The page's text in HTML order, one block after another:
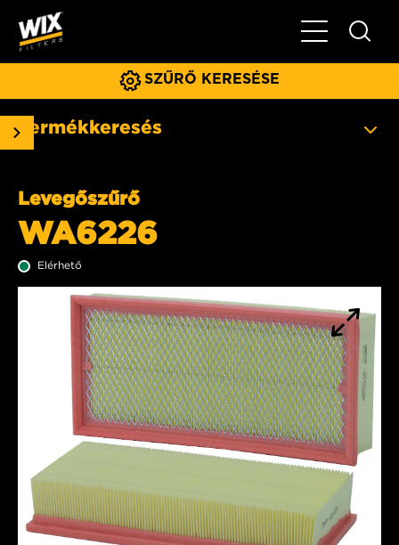
Főmenü
SZŰRŐ KERESÉSE
Termékkeresés
Levegőszűrő
WA6226
Elérhető